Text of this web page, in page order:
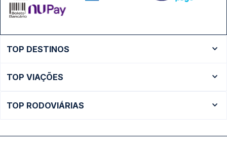
TOP DESTINOS
Ônibus São Paulo
TOP VIAÇÕES
TOP RODOVIÁRIAS